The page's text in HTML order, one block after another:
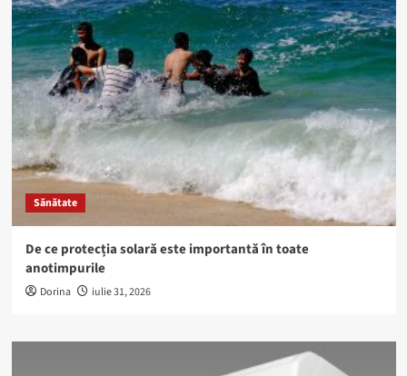
Sănătate
De ce protecția solară este importantă în toate
anotimpurile
Dorina iulie 31, 2026